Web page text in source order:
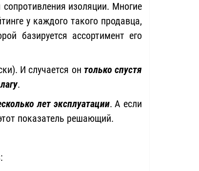
сопротивления изоляции. Многие
у каждого такого продавца,
базируется ассортимент его
И случается он только спустя
.
лет эксплуатации. А если
показатель решающий.